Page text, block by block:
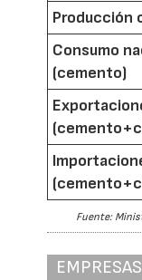
Producción
Consumo
(cemento)
Fuente: